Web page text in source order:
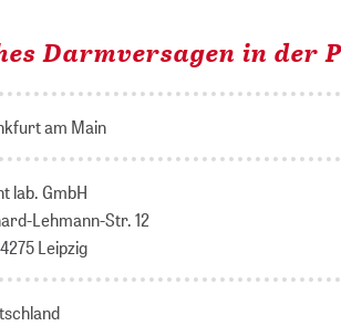
Darmversagen in der
am Main
lab. GmbH
Lehmann-Str. 12
Leipzig